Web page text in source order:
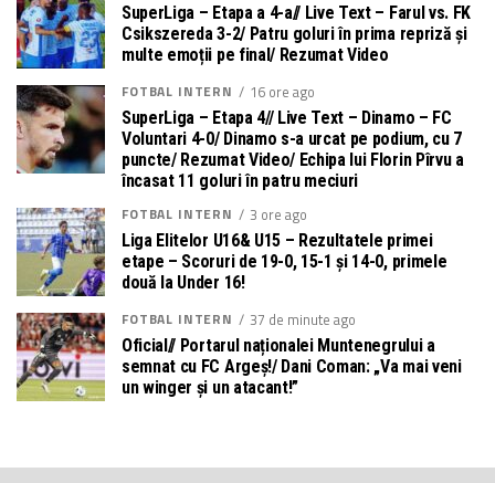
SuperLiga – Etapa a 4-a// Live Text – Farul vs. FK
Csikszereda 3-2/ Patru goluri în prima repriză și
multe emoții pe final/ Rezumat Video
FOTBAL INTERN
16 ore ago
SuperLiga – Etapa 4// Live Text – Dinamo – FC
Voluntari 4-0/ Dinamo s-a urcat pe podium, cu 7
puncte/ Rezumat Video/ Echipa lui Florin Pîrvu a
încasat 11 goluri în patru meciuri
FOTBAL INTERN
3 ore ago
Liga Elitelor U16& U15 – Rezultatele primei
etape – Scoruri de 19-0, 15-1 și 14-0, primele
două la Under 16!
FOTBAL INTERN
37 de minute ago
Oficial// Portarul naționalei Muntenegrului a
semnat cu FC Argeș!/ Dani Coman: „Va mai veni
un winger și un atacant!”